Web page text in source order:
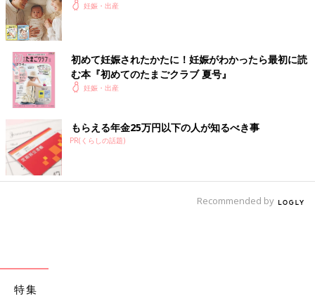
妊娠・出産
初めて妊娠されたかたに！妊娠がわかったら最初に読
む本『初めてのたまごクラブ 夏号』
妊娠・出産
もらえる年金25万円以下の人が知るべき事
PR(くらしの話題)
Recommended by
特集